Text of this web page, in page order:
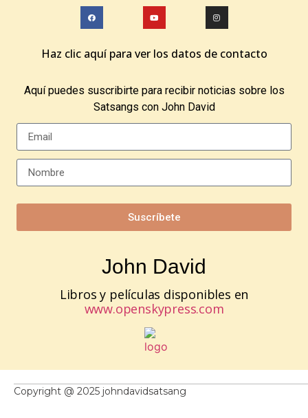
Haz clic aquí para ver los datos de contacto
Aquí puedes suscribirte para recibir noticias sobre los
Satsangs con John David
Suscríbete
John David
Libros y películas disponibles en
www.openskypress.com
Copyright @ 2025 johndavidsatsang